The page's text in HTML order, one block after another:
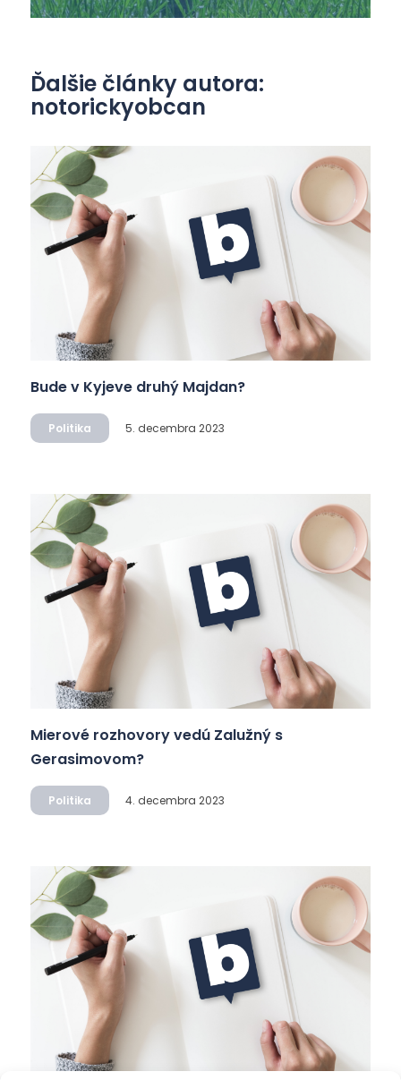
Ďalšie články autora:
notorickyobcan
Bude v Kyjeve druhý Majdan?
Politika 5. decembra 2023
Mierové rozhovory vedú Zalužný s
Gerasimovom?
Politika 4. decembra 2023